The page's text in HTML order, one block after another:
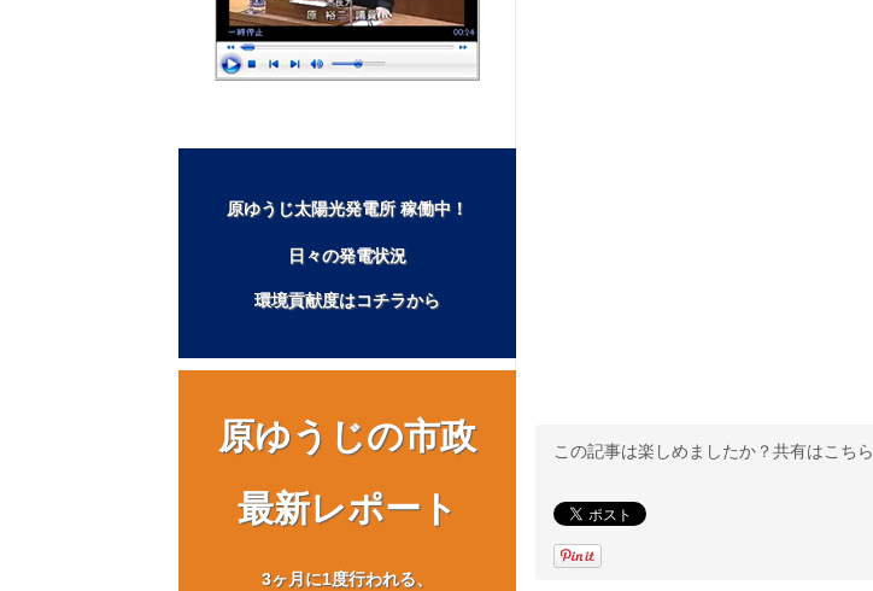
この記事は楽しめましたか？共有はこちら
原ゆうじ太陽光発電所 稼働中！
日々の発電状況
環境貢献度はコチラから
原ゆうじの市政
最新レポート
3ヶ月に1度行われる、